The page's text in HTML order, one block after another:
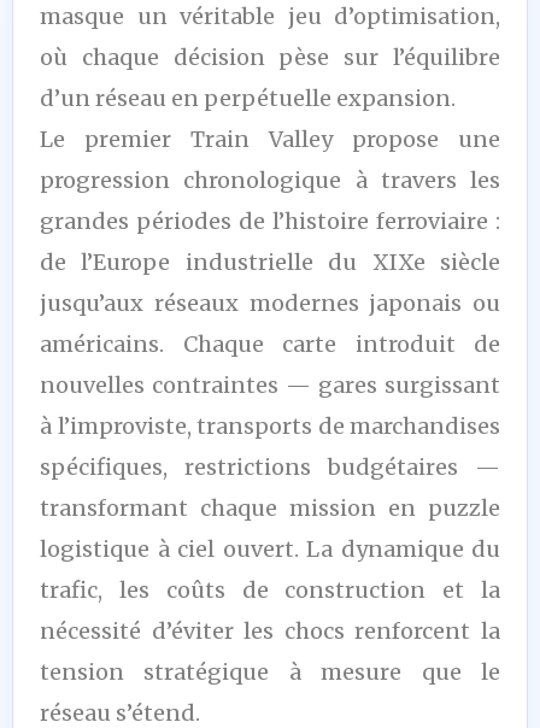
masque un véritable jeu d’optimisation,
où chaque décision pèse sur l’équilibre
d’un réseau en perpétuelle expansion.
Le premier Train Valley propose une
progression chronologique à travers les
grandes périodes de l’histoire ferroviaire :
de l’Europe industrielle du XIXe siècle
jusqu’aux réseaux modernes japonais ou
américains. Chaque carte introduit de
nouvelles contraintes — gares surgissant
à l’improviste, transports de marchandises
spécifiques, restrictions budgétaires —
transformant chaque mission en puzzle
logistique à ciel ouvert. La dynamique du
trafic, les coûts de construction et la
nécessité d’éviter les chocs renforcent la
tension stratégique à mesure que le
réseau s’étend.